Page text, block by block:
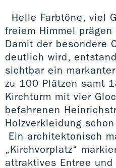
Helle Farbtöne, viel
freiem Himmel
Damit der besondere
deutlich wird,
sichtbar ein
zu 100 Plätzen samt
Kirchturm mit vier
befahrenen
Holzverkleidung
Ein architektonisch
„Kirchvorplatz“
attraktives Entree und